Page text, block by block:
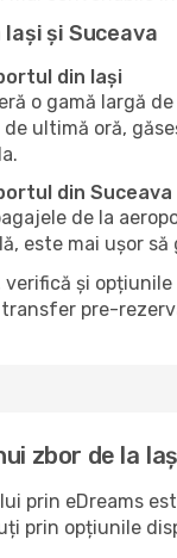
și Suceava
din Iași
o gamă largă
ultimă oră,
din Suceava
de la
este mai ușor
verifică și
pre-
zbor de la
prin eDreams
prin opțiunile